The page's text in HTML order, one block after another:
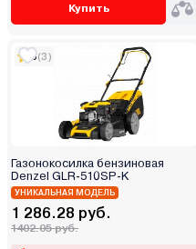
Купить
5(3)
Газонокосилка бензиновая
Denzel GLR-510SP-K
УНИКАЛЬНАЯ МОДЕЛЬ
1 286.28 руб.
1402.05 руб.